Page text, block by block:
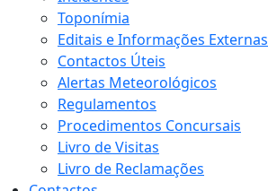
Toponímia
Editais e Informações Externas
Contactos Úteis
Alertas Meteorológicos
Regulamentos
Procedimentos Concursais
Livro de Visitas
Livro de Reclamações